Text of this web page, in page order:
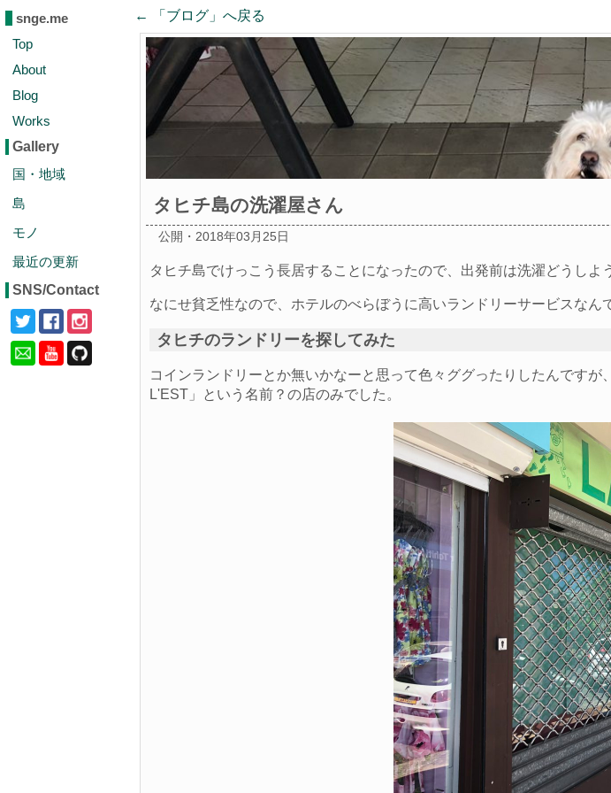
snge.me
Top
About
Blog
Works
Gallery
国・地域
島
モノ
最近の更新
SNS/Contact
← 「 ブログ 」へ戻る
タヒチ島の洗濯屋さん
公開・2018年03月25日
タヒチ島でけっこう長居することになったので、出発前は洗濯どうし
なにせ貧乏性なので、ホテルのべらぼうに高いランドリーサービスな
タヒチのランドリーを探してみた
コインランドリーとか無いかなーと思って色々ググったりしたんです
L'EST」という名前？の店のみでした。